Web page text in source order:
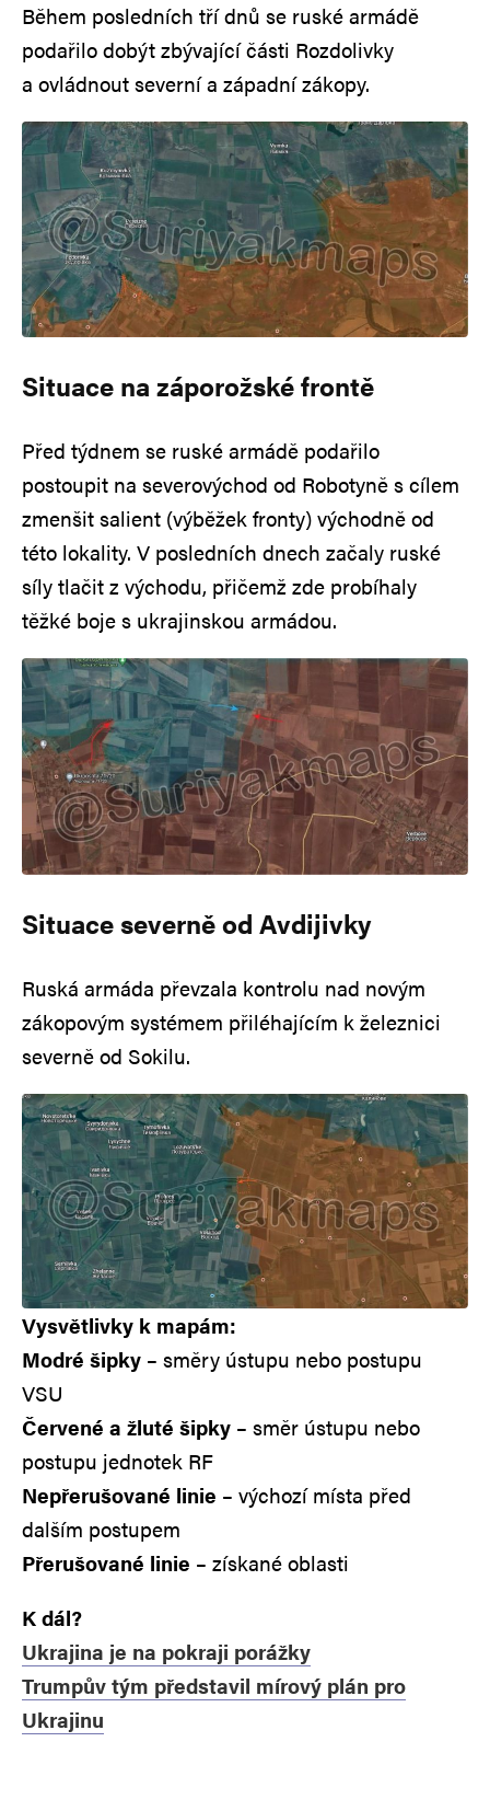
Během posledních tří dnů se ruské armádě
podařilo dobýt zbývající části Rozdolivky
a ovládnout severní a západní zákopy.
Situace na záporožské frontě
Před týdnem se ruské armádě podařilo
postoupit na severovýchod od Robotyně s cílem
zmenšit salient (výběžek fronty) východně od
této lokality. V posledních dnech začaly ruské
síly tlačit z východu, přičemž zde probíhaly
těžké boje s ukrajinskou armádou.
Situace severně od Avdijivky
Ruská armáda převzala kontrolu nad novým
zákopovým systémem přiléhajícím k železnici
severně od Sokilu.
Vysvětlivky k mapám:
Modré šipky – směry ústupu nebo postupu
VSU
Červené a žluté šipky – směr ústupu nebo
postupu jednotek RF
Nepřerušované linie – výchozí místa před
dalším postupem
Přerušované linie – získané oblasti
K dál?
Ukrajina je na pokraji porážky
Trumpův tým představil mírový plán pro
Ukrajinu